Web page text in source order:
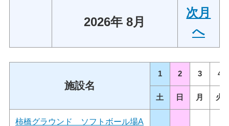
2026年 8月
次月
へ
施設名
1 2 3 4
土 日 月 火
柿橋グラウンド ソフトボール場A